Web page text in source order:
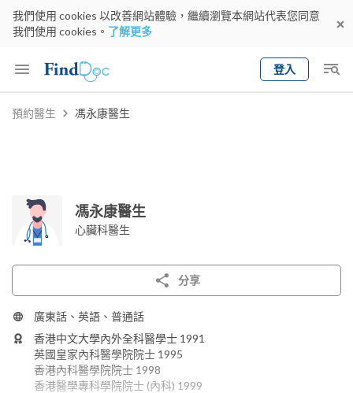
我們使用 cookies 以改善網站體驗，繼續瀏覽本網站代表您同意
我們使用 cookies。 了解更多
登入
Keyword
預約醫生 馮永康醫生
馮永康醫生
心臟科醫生
分享
廣東話、英語、普通話
香港中文大學內外全科醫學士 1991
英國皇家內科醫學院院士 1995
香港內科醫學院院士 1998
香港醫學專科學院院士 (內科) 1999